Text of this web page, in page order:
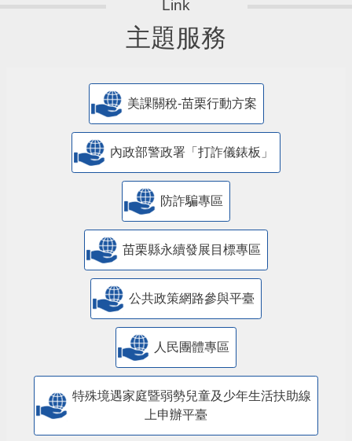
主題服務
美課關稅-苗栗行動方案
內政部警政署「打詐儀錶板」
防詐騙專區
苗栗縣永續發展目標專區
公共政策網路參與平臺
人民團體專區
特殊境遇家庭暨弱勢兒童及少年生活扶助線
上申辦平臺